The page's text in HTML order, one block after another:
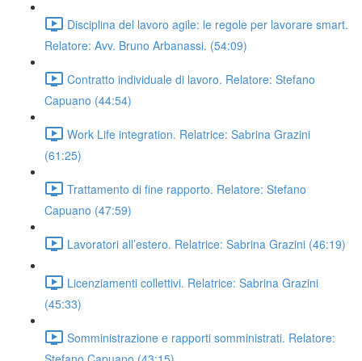
Disciplina del lavoro agile: le regole per lavorare smart.
Relatore: Avv. Bruno Arbanassi. (54:09)
Contratto individuale di lavoro. Relatore: Stefano
Capuano (44:54)
Work Life integration. Relatrice: Sabrina Grazini
(61:25)
Trattamento di fine rapporto. Relatore: Stefano
Capuano (47:59)
Lavoratori all’estero. Relatrice: Sabrina Grazini (46:19)
Licenziamenti collettivi. Relatrice: Sabrina Grazini
(45:33)
Somministrazione e rapporti somministrati. Relatore: